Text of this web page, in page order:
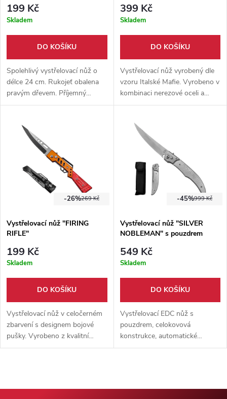
199 Kč
Skladem
DO KOŠÍKU
Spolehlivý vystřelovací nůž o
délce 24 cm. Rukojeť obalena
pravým dřevem. Příjemný
úchyt. Součástí balení je i
provlečení opasku.
399 Kč
Skladem
DO KOŠÍKU
Vystřelovací nůž vyrobený dle
vzoru Italské Mafie. Vyrobeno v
kombinaci nerezové oceli a
dřeva černé barvy. Nůž oplývá
Jamajských barvách.
269 Kč
-26%
Vystřelovací nůž "FIRING
RIFLE"
199 Kč
Skladem
DO KOŠÍKU
Vystřelovací nůž v celočerném
zbarvení s designem bojové
pušky. Vyrobeno z kvalitní
nerezové oceli.
999 Kč
-45%
Vystřelovací nůž "SILVER
NOBLEMAN" s pouzdrem
549 Kč
Skladem
DO KOŠÍKU
Vystřelovací EDC nůž s
pouzdrem, celokovová
konstrukce, automatické
otevírání a lehká váha. Elegantní